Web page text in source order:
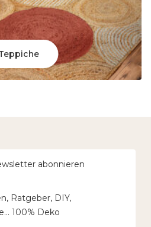
abonnieren
Ratgeber, DIY,
100% Deko